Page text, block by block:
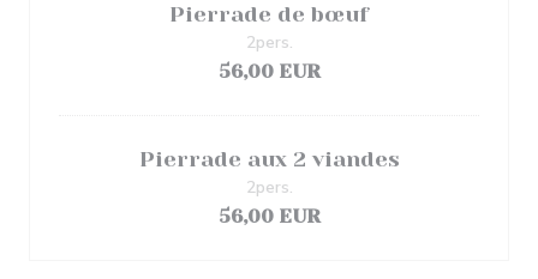
Pierrade de bœuf
56,00 EUR
2pers.
Pierrade aux 2 viandes
56,00 EUR
2pers.